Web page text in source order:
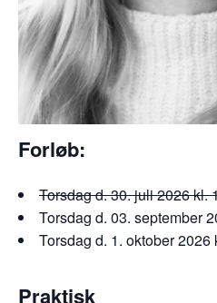
Forløb:
Torsdag d. 30. juli 2026 kl.
Torsdag d. 03. september
Torsdag d. 1. oktober 2026
Praktisk